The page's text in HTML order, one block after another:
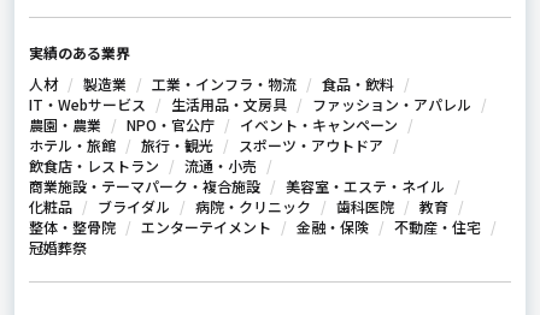
実績のある業界
人材
製造業 工業・インフラ・物流
食品・飲料
IT・Webサービス
生活用品・文房具
ファッション・アパレル
農園・農業
NPO・官公庁
イベント・キャンペーン
ホテル・旅館
旅行・観光
スポーツ・アウトドア
飲食店・レストラン
流通・小売
商業施設・テーマパーク・複合施設
美容室・エステ・ネイル
化粧品
ブライダル 病院・クリニック 歯科医院
教育
整体・整骨院
エンターテイメント 金融・保険
不動産・住宅
冠婚葬祭